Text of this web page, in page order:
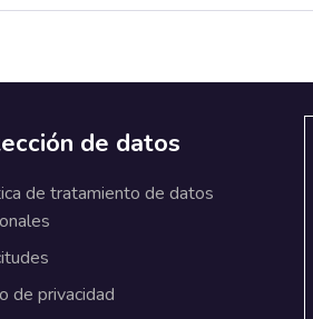
de datos
de tratamiento de datos
de privacidad